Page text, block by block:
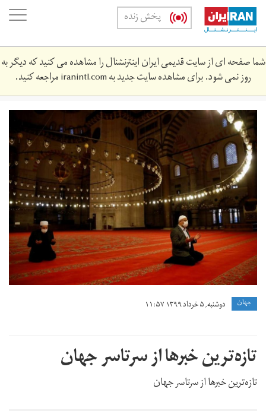
Skip
main
content
پخش زنده
شما صفحه ای از سایت قدیمی ایران اینترنشنال را مشاهده می کنید که دیگر به
روز نمی شود. برای مشاهده سایت جدید بهiranintl.comمراجعه کنید.
sultanahmet.jpeg
جهان دوشنبه, ۵ خرداد ۱۳۹۹ ۱۱:۵۷
تازه‌ترین خبرها از سرتاسر جهان
تازه‌ترین خبرها از سرتاسر جهان